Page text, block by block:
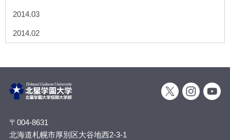
2014.03
2014.02
〒004-8631
北海道札幌市厚別区大谷地西2-3-1